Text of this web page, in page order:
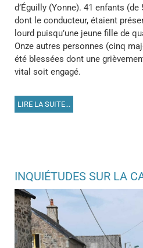
d’Éguilly (Yonne). 41 enfants
dont le conducteur, étaient
lourd puisqu’une jeune fille de
Onze autres personnes (cinq
été blessées dont une
vital soit engagé.
LIRE LA SUITE...
INQUIÉTUDES SUR LA